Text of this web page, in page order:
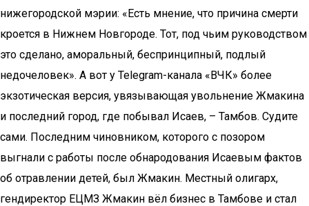
нижегородской мэрии: «Есть мнение, что причина смерти
кроется в Нижнем Новгороде. Тот, под чьим руководством
это сделано, аморальный, беспринципный, подлый
недочеловек». А вот у Telegram-канала «ВЧК» более
экзотическая версия, увязывающая увольнение Жмакина
и последний город, где побывал Исаев, – Тамбов. Судите
сами. Последним чиновником, которого с позором
выгнали с работы после обнародования Исаевым фактов
об отравлении детей, был Жмакин. Местный олигарх,
гендиректор ЕЦМЗ Жмакин вёл бизнес в Тамбове и стал